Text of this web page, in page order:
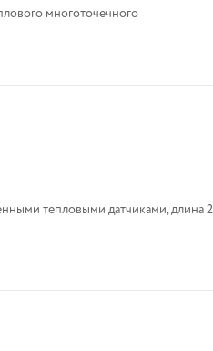
многоточечного
тепловыми датчиками, длина